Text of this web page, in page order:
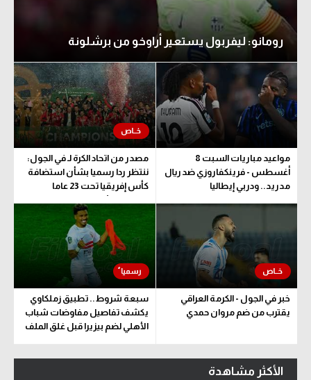
رومانو: ليفربول يستعير أراوخو من برشلونة
مواعيد مباريات السبت 8
أغسطس - فرينكفاروزي ضد ريال
مدريد.. ودربي إيطاليا
مصدر من اتحاد الكرة لـ في الجول:
ننتظر ردا رسميا بشأن استضافة
كأس إفريقيا تحت 23 عاما
المؤهلة للأولمبياد
خبر في الجول - الكرمة العراقي
يقترب من ضم مروان حمدي
سبعة شروط.. تطبيق زملكاوي
يكشف تفاصيل مفاوضات شباب
الأهلي لضم بيزيرا قبل غلق الملف
الأكثر مشاهدة